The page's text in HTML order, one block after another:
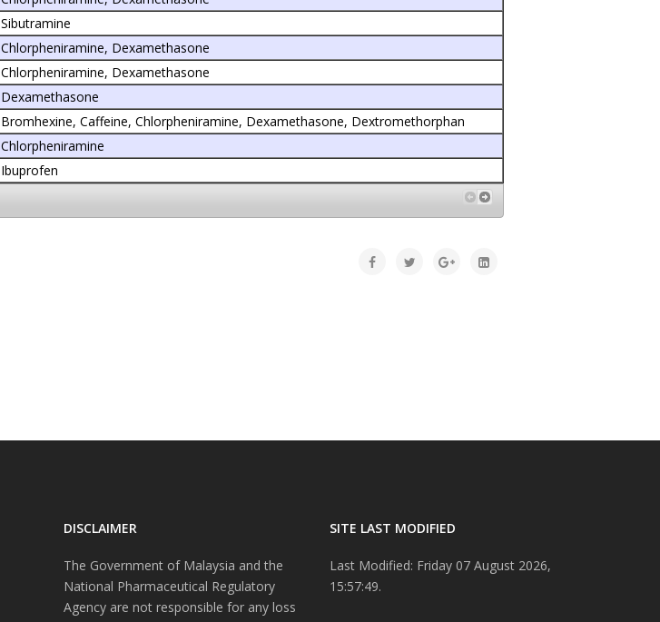
Sibutramine
Chlorpheniramine, Dexamethasone
Chlorpheniramine, Dexamethasone
Dexamethasone
Bromhexine, Caffeine, Chlorpheniramine, Dexamethasone, Dextromethorphan
Chlorpheniramine
Ibuprofen
DISCLAIMER
The Government of Malaysia and the
National Pharmaceutical Regulatory
Agency are not responsible for any loss
SITE LAST MODIFIED
Last Modified: Friday 07 August 2026,
15:57:49.